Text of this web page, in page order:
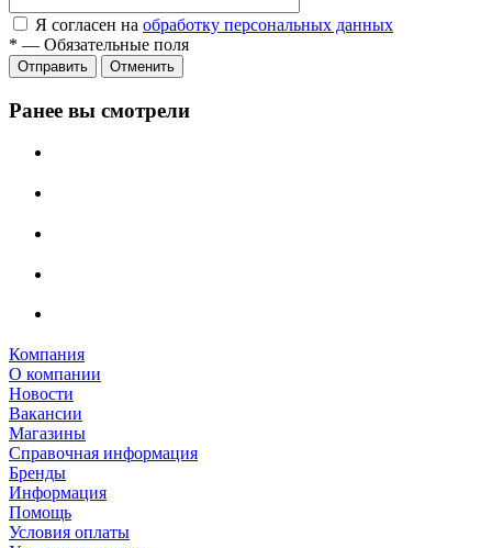
Я согласен на обработку персональных данных
* — Обязательные поля
Отправить Отменить
Ранее вы смотрели
Компания
О компании
Новости
Вакансии
Магазины
Справочная информация
Бренды
Информация
Помощь
Условия оплаты